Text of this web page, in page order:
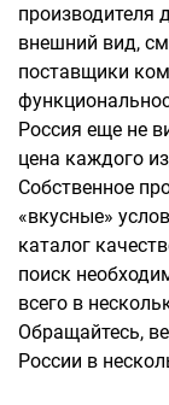
производителя
внешний вид,
поставщики
Россия еще не
цена каждого
Собственное
«вкусные»
каталог
поиск
всего в
Обращайтесь,
России в